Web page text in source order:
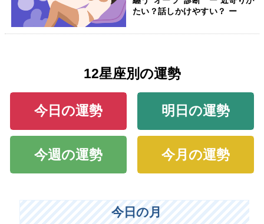
たい？話しかけやすい？ ー
12星座別の運勢
今日の運勢 明日の運勢
今週の運勢 今月の運勢
今日の月